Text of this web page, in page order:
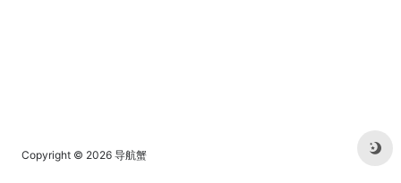
Copyright © 2026 导航蟹